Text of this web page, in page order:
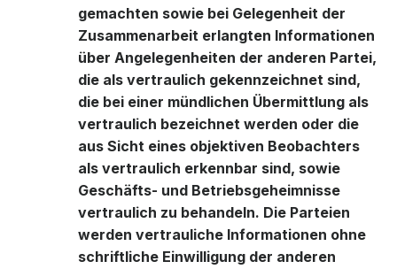
gemachten sowie bei Gelegenheit der
Zusammenarbeit erlangten Informationen
über Angelegenheiten der anderen Partei,
die als vertraulich gekennzeichnet sind,
die bei einer mündlichen Übermittlung als
vertraulich bezeichnet werden oder die
aus Sicht eines objektiven Beobachters
als vertraulich erkennbar sind, sowie
Geschäfts- und Betriebsgeheimnisse
vertraulich zu behandeln. Die Parteien
werden vertrauliche Informationen ohne
schriftliche Einwilligung der anderen